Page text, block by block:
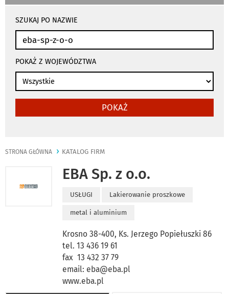
wyszukiwania
automatycznie
SZUKAJ PO NAZWIE
POKAŻ Z WOJEWÓDZTWA
POKAŻ
STRONA GŁÓWNA KATALOG FIRM
EBA Sp. z o.o.
USŁUGI Lakierowanie proszkowe
metal i aluminium
Krosno 38-400, Ks. Jerzego Popiełuszki 86
tel. 13 436 19 61
fax 13 432 37 79
email: eba@eba.pl
www.eba.pl